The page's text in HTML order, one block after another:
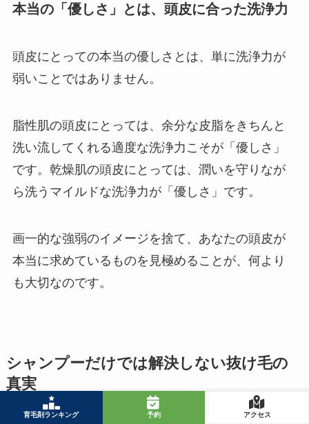
育毛剤ランキング 予約 アクセス
本当の「優しさ」とは、頭皮に合った洗浄力
頭皮にとっての本当の優しさとは、単に洗浄力が
弱いことではありません。
脂性肌の頭皮にとっては、余分な皮脂をきちんと
洗い流してくれる適度な洗浄力こそが「優しさ」
です。乾燥肌の頭皮にとっては、潤いを守りなが
ら洗うマイルドな洗浄力が「優しさ」です。
画一的な強弱のイメージを捨て、あなたの頭皮が
本当に求めているものを見極めることが、何より
も大切なのです。
シャンプーだけでは解決しない抜け毛の
真実